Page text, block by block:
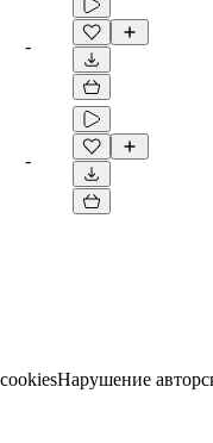
-
-
Нарушение